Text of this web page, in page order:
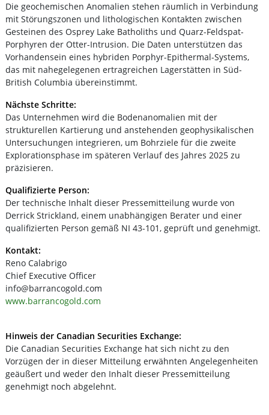
Die geochemischen Anomalien stehen räumlich in Verbindung
mit Störungszonen und lithologischen Kontakten zwischen
Gesteinen des Osprey Lake Batholiths und Quarz-Feldspat-
Porphyren der Otter-Intrusion. Die Daten unterstützen das
Vorhandensein eines hybriden Porphyr-Epithermal-Systems,
das mit nahegelegenen ertragreichen Lagerstätten in Süd-
British Columbia übereinstimmt.
Nächste Schritte:
Das Unternehmen wird die Bodenanomalien mit der
strukturellen Kartierung und anstehenden geophysikalischen
Untersuchungen integrieren, um Bohrziele für die zweite
Explorationsphase im späteren Verlauf des Jahres 2025 zu
präzisieren.
Qualifizierte Person:
Der technische Inhalt dieser Pressemitteilung wurde von
Derrick Strickland, einem unabhängigen Berater und einer
qualifizierten Person gemäß NI 43-101, geprüft und genehmigt.
Kontakt:
Reno Calabrigo
Chief Executive Officer
info@barrancogold.com
www.barrancogold.com
Hinweis der Canadian Securities Exchange:
Die Canadian Securities Exchange hat sich nicht zu den
Vorzügen der in dieser Mitteilung erwähnten Angelegenheiten
geäußert und weder den Inhalt dieser Pressemitteilung
genehmigt noch abgelehnt.